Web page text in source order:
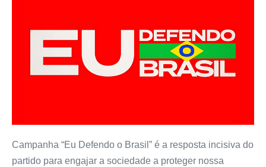
Campanha “Eu Defendo o Brasil” é a resposta incisiva do
partido para engajar a sociedade a proteger nossa